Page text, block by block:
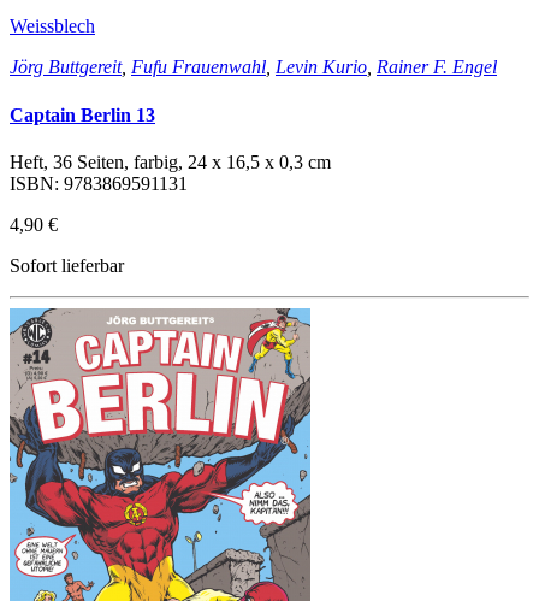
Weissblech
Jörg Buttgereit, Fufu Frauenwahl, Levin Kurio, Rainer F. Engel
Captain Berlin 13
Heft, 36 Seiten, farbig, 24 x 16,5 x 0,3 cm
ISBN: 9783869591131
4,90 €
Sofort lieferbar